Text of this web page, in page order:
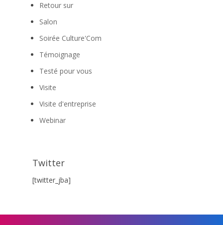
Retour sur
Salon
Soirée Culture'Com
Témoignage
Testé pour vous
Visite
Visite d'entreprise
Webinar
Twitter
[twitter_jba]